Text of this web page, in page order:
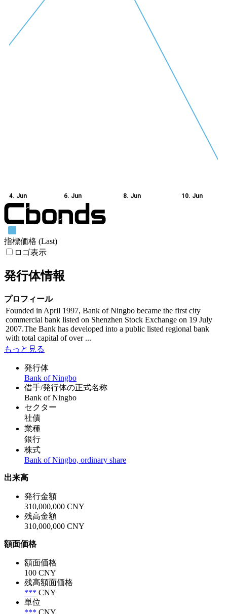
4. Jun 6. Jun 8. Jun 10. Jun
指標価格 (Last)
ロゴ表示
発行体情報
プロフィール
Founded in April 1997, Bank of Ningbo became the first city
commercial bank listed on Shenzhen Stock Exchange on 19 July
2007.The Bank has developed into a public listed regional bank
with total capital of over ...
もっと見る
発行体
Bank of Ningbo
借手/発行体の正式名称
Bank of Ningbo
セクター
社債
業種
銀行
株式
Bank of Ningbo, ordinary share
出来高
発行金額
310,000,000 CNY
残高金額
310,000,000 CNY
額面価格
額面価格
100 CNY
残高額面価格
*** CNY
単位